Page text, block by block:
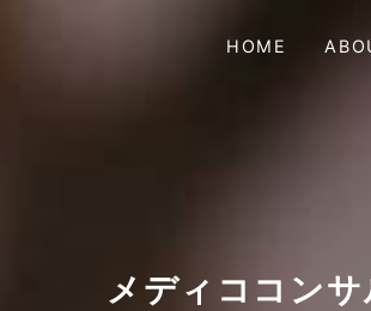
HOME
メディココン